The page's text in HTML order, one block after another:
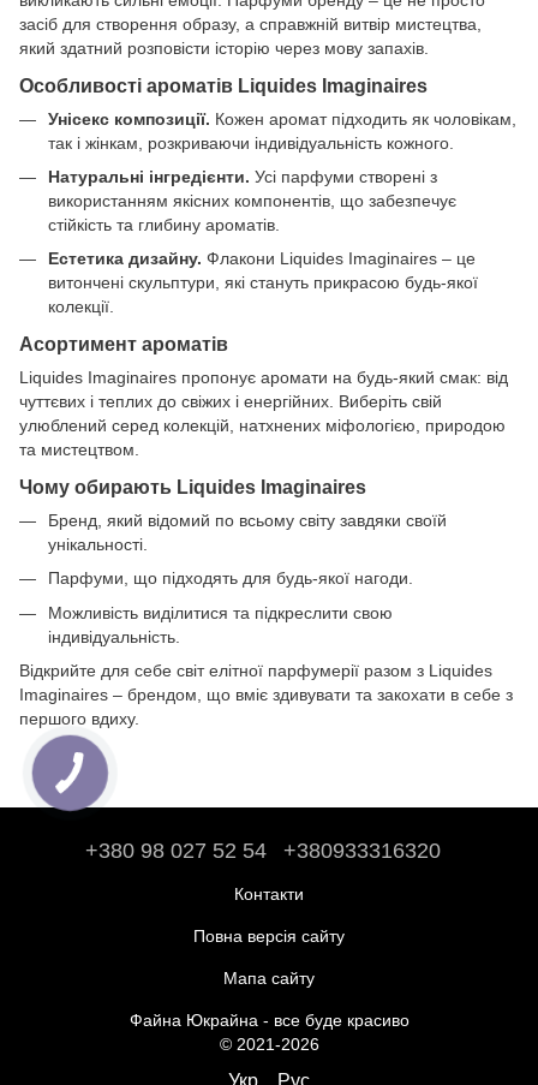
засіб для створення образу, а справжній витвір мистецтва,
який здатний розповісти історію через мову запахів.
Особливості ароматів Liquides Imaginaires
Унісекс композиції. Кожен аромат підходить як чоловікам,
так і жінкам, розкриваючи індивідуальність кожного.
Натуральні інгредієнти. Усі парфуми створені з
використанням якісних компонентів, що забезпечує
стійкість та глибину ароматів.
Естетика дизайну. Флакони Liquides Imaginaires – це
витончені скульптури, які стануть прикрасою будь-якої
колекції.
Асортимент ароматів
Liquides Imaginaires пропонує аромати на будь-який смак: від
чуттєвих і теплих до свіжих і енергійних. Виберіть свій
улюблений серед колекцій, натхнених міфологією, природою
та мистецтвом.
Чому обирають Liquides Imaginaires
Бренд, який відомий по всьому світу завдяки своїй
унікальності.
Парфуми, що підходять для будь-якої нагоди.
Можливість виділитися та підкреслити свою
індивідуальність.
Відкрийте для себе світ елітної парфумерії разом з Liquides
Imaginaires – брендом, що вміє здивувати та закохати в себе з
першого вдиху.
+380 98 027 52 54 +380933316320
Контакти
Повна версія сайту
Мапа сайту
Файна Юкрайна - все буде красиво
© 2021-2026